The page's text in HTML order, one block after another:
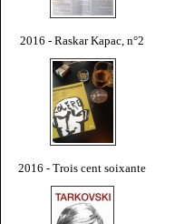
2016 - Raskar Kapac, n°2
2016 - Trois cent soixante